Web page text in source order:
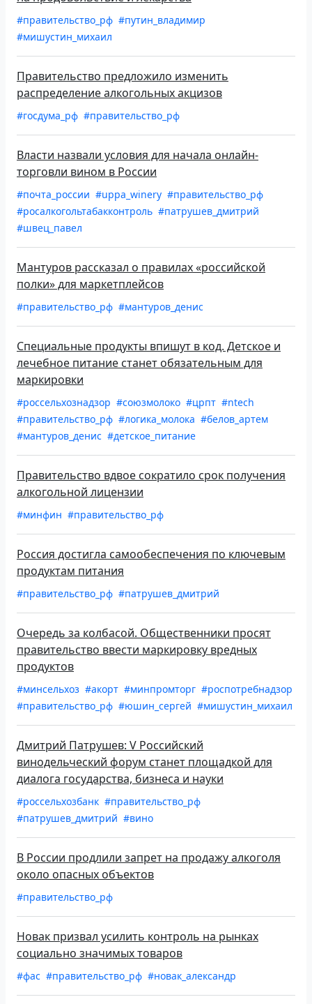
#правительство_рф #путин_владимир
#мишустин_михаил
Правительство предложило изменить
распределение алкогольных акцизов
#госдума_рф #правительство_рф
Власти назвали условия для начала онлайн-
торговли вином в России
#почта_россии #uppa_winery #правительство_рф
#росалкогольтабакконтроль #патрушев_дмитрий
#швец_павел
Мантуров рассказал о правилах «российской
полки» для маркетплейсов
#правительство_рф #мантуров_денис
Специальные продукты впишут в код. Детское и
лечебное питание станет обязательным для
маркировки
#россельхознадзор #союзмолоко #црпт #ntech
#правительство_рф #логика_молока #белов_артем
#мантуров_денис #детское_питание
Правительство вдвое сократило срок получения
алкогольной лицензии
#минфин #правительство_рф
Россия достигла самообеспечения по ключевым
продуктам питания
#правительство_рф #патрушев_дмитрий
Очередь за колбасой. Общественники просят
правительство ввести маркировку вредных
продуктов
#минсельхоз #акорт #минпромторг #роспотребнадзор
#правительство_рф #юшин_сергей #мишустин_михаил
Дмитрий Патрушев: V Российский
винодельческий форум станет площадкой для
диалога государства, бизнеса и науки
#россельхозбанк #правительство_рф
#патрушев_дмитрий #вино
В России продлили запрет на продажу алкоголя
около опасных объектов
#правительство_рф
Новак призвал усилить контроль на рынках
социально значимых товаров
#фас #правительство_рф #новак_александр